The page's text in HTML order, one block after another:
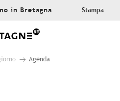
in Bretagna Stampa
Agenda
aux favoris